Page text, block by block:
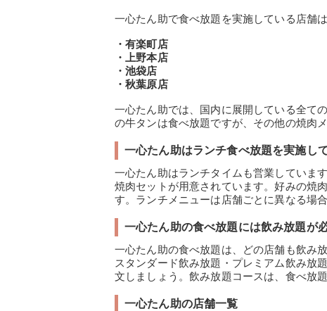
一心たん助で食べ放題を実施している店舗
・有楽町店
・上野本店
・池袋店
・秋葉原店
一心たん助では、国内に展開している全て
の牛タンは食べ放題ですが、その他の焼肉
一心たん助はランチ食べ放題を実施し
一心たん助はランチタイムも営業していま
焼肉セットが用意されています。好みの焼
す。ランチメニューは店舗ごとに異なる場
一心たん助の食べ放題には飲み放題が
一心たん助の食べ放題は、どの店舗も飲み
スタンダード飲み放題・プレミアム飲み放
文しましょう。飲み放題コースは、食べ放
一心たん助の店舗一覧